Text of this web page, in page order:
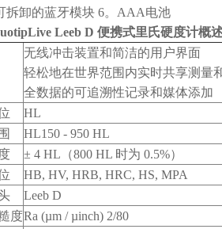
拆卸的蓝牙模块 6。AAA电池
Leeb D 便携式里氏硬度计概
无线冲击装置和简洁的用户界面
轻松地在世界范围内实时共享测量
全数据的可追溯性记录和媒体添加
HL
HL150 - 950 HL
± 4 HL（800 HL 时为 0.5%）
HB, HV, HRB, HRC, HS, MPA
Leeb D
度Ra (µm / µinch) 2/80